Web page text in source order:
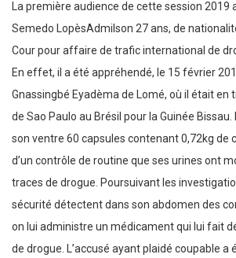
La première audience de cette session 2019
Semedo LopèsAdmilson 27 ans, de
Cour pour affaire de trafic international de
En effet, il a été appréhendé, le 15 février
Gnassingbé Eyadèma de Lomé, où il était en
de Sao Paulo au Brésil pour la Guinée
son ventre 60 capsules contenant 0,72kg de
d’un contrôle de routine que ses urines ont
traces de drogue. Poursuivant les
sécurité détectent dans son abdomen des
on lui administre un médicament qui lui fait
de drogue. L’accusé ayant plaidé coupable a